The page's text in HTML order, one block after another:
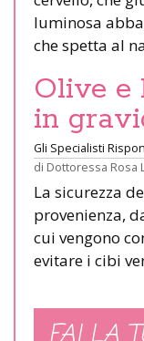
luminosa
che spetta al
Olive e
in
Gli Specialisti
di Dottoressa Rosa
La sicurezza
provenienza,
cui vengono
evitare i cibi